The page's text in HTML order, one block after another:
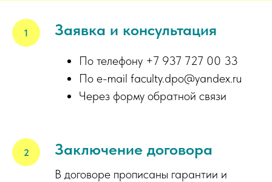
Заявка и консультация
По телефону +7 937 727 00 33
По e-mail faculty.dpo@yandex.ru
Через форму обратной связи
Заключение договора
В договоре прописаны гарантии и